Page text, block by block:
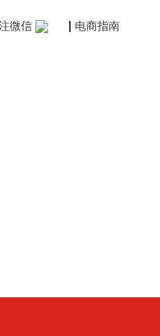
微信 | 电商指南